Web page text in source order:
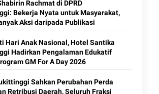
Rachmat di DPRD
Bekerja Nyata untuk Masyarakat,
Aksi daripada Publikasi
Hari Anak Nasional, Hotel Santika
Hadirkan Pengalaman Edukatif
GM For A Day 2026
Sahkan Perubahan Perda
Retribusi Daerah, Seluruh Fraksi